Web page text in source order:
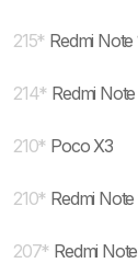
215* Redmi Note
214* Redmi
210* Poco X3
210* Redmi
207* Redmi